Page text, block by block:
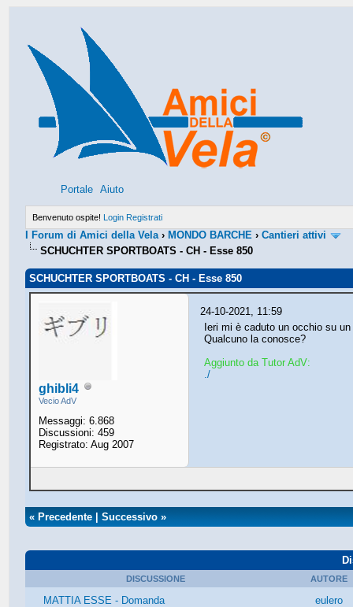
Portale Aiuto
Benvenuto ospite! Login Registrati
I Forum di Amici della Vela› MONDO BARCHE ›Cantieri attivi
SCHUCHTER SPORTBOATS - CH - Esse 850
SCHUCHTER SPORTBOATS - CH - Esse 850
ghibli4
Vecio AdV
Messaggi: 6.868
Discussioni: 459
Registrato: Aug 2007
24-10-2021, 11:59
Ieri mi è caduto un occhio su
Qualcuno la conosce?
Aggiunto da Tutor AdV:
./
«Precedente |Successivo »
DISCUSSIONE AUTORE
MATTIA ESSE - Domanda eulero